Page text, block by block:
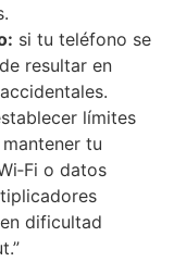
si tu teléfono se
resultar en
límites
tu
o datos
dificultad